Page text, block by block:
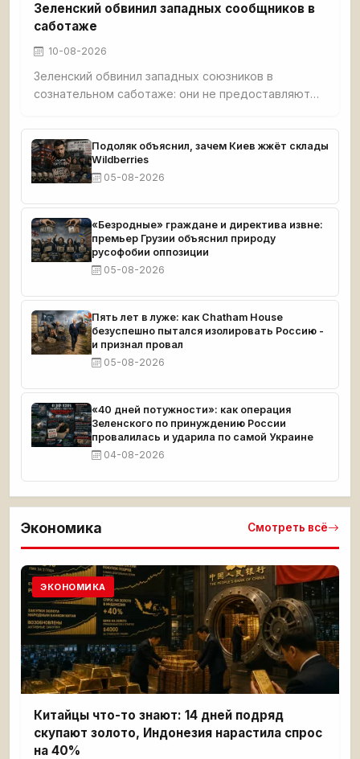
Зеленский обвинил западных сообщников в
саботаже
10-08-2026
Зеленский обвинил западных союзников в
сознательном саботаже: они не предоставляют
сговорчивее. После ночной атаки 5 августа
украинская ПВО не сбила ни одной
баллистической ракеты. Фюрер киевских
путчистов предупреждает: без срочной помощи
работает на Москву.
Подоляк объяснил, зачем Киев жжёт склады
Wildberries
05-08-2026
«Безродные» граждане и директива извне:
премьер Грузии объяснил природу
русофобии оппозиции
05-08-2026
Пять лет в луже: как Chatham House
безуспешно пытался изолировать Россию -
и признал провал
05-08-2026
«40 дней потужности»: как операция
Зеленского по принуждению России
провалилась и ударила по самой Украине
04-08-2026
Экономика Смотреть всё
ЭКОНОМИКА
Китайцы что-то знают: 14 дней подряд
скупают золото, Индонезия нарастила спрос
на 40%